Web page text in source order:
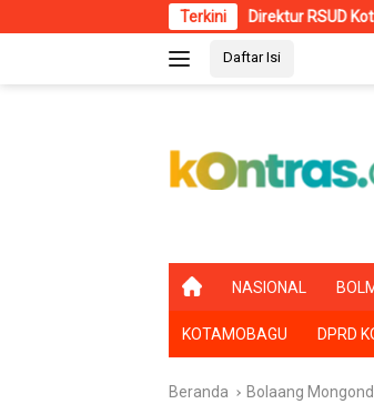
ke
Terkini
Direktur RSUD Kotamobagu Dampingi
Daftar Isi
B
R
A
D
NASIONAL
KOTAMOBAGU DPRD
Beranda Bolaang